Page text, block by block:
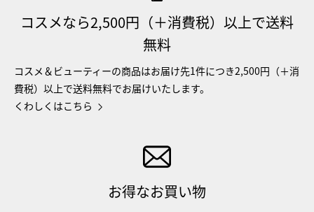
コスメなら2,500円（＋消費税）以上で送料
無料
コスメ＆ビューティーの商品はお届け先1件につき2,500円（＋消
費税）以上で送料無料でお届けいたします。
くわしくはこちら
お得なお買い物